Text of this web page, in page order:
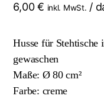
6,00€ inkl. MwSt. /
Husse für Stehtische
gewaschen
Maße: Ø 80 cm²
Farbe: creme